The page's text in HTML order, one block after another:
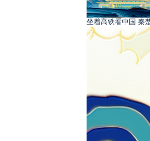
坐着高铁看中国 秦